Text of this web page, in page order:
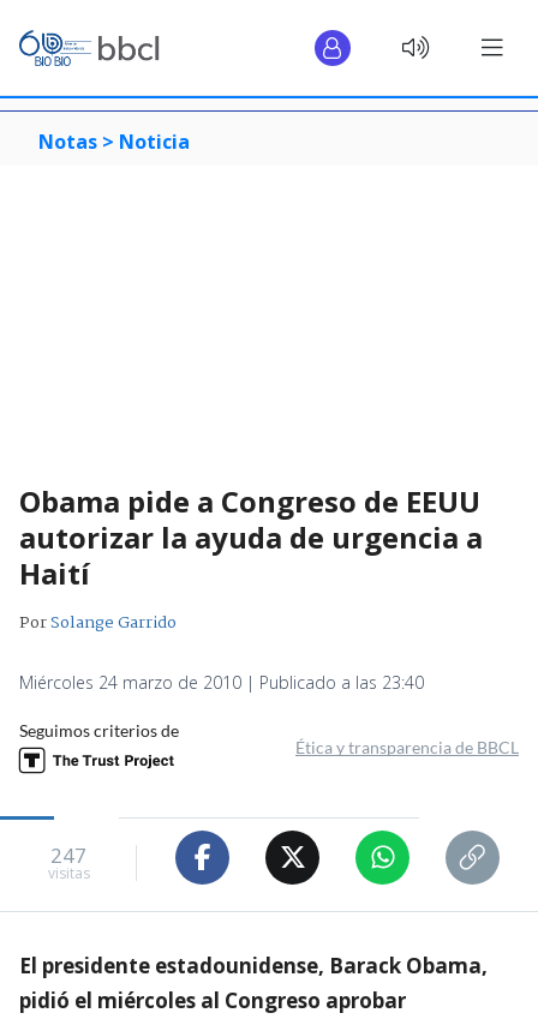
Notas > Noticia
Obama pide a Congreso de EEUU
autorizar la ayuda de urgencia a
Haití
PorSolange Garrido
Miércoles 24 marzo de 2010 | Publicado a las 23:40
Seguimos criterios de
Ética y transparencia de BBCL
247
visitas
El presidente estadounidense, Barack Obama,
pidió el miércoles al Congreso aprobar